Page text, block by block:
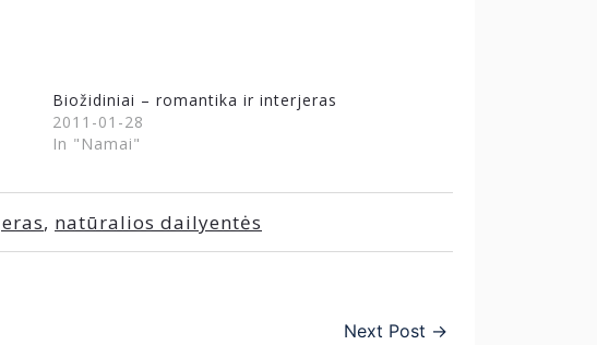
Biožidiniai – romantika ir interjeras
2011-01-28
In "Namai"
, natūralios dailyentės
Next Post →